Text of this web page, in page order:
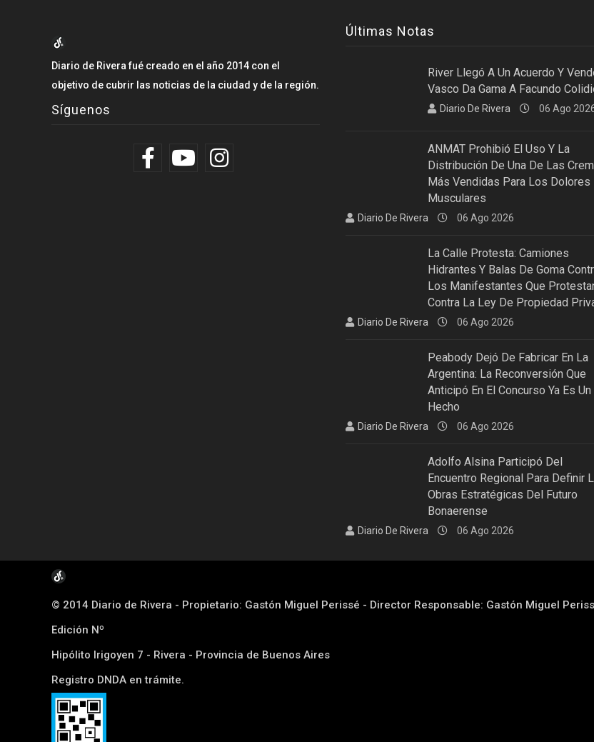
Diario de Rivera fué creado en el año 2014 con el
objetivo de cubrir las noticias de la ciudad y de la región.
Síguenos
Últimas Notas
River Llegó A Un Acuerdo Y
Vasco Da Gama A Facundo
Diario De Rivera 06 Ago
ANMAT Prohibió El Uso Y La
Distribución De Una De Las
Más Vendidas Para Los Dolores
Musculares
Diario De Rivera 06 Ago 2026
La Calle Protesta: Camiones
Hidrantes Y Balas De Goma
Los Manifestantes Que
Contra La Ley De Propiedad
Diario De Rivera 06 Ago 2026
Peabody Dejó De Fabricar En La
Argentina: La Reconversión Que
Anticipó En El Concurso Ya Es Un
Hecho
Diario De Rivera 06 Ago 2026
Adolfo Alsina Participó Del
Encuentro Regional Para Definir
Obras Estratégicas Del Futuro
Bonaerense
Diario De Rivera 06 Ago 2026
© 2014 Diario de Rivera - Propietario: Gastón Miguel Perissé - Director Responsable: Gastón Miguel
Edición Nº
Hipólito Irigoyen 7 - Rivera - Provincia de Buenos Aires
Registro DNDA en trámite.